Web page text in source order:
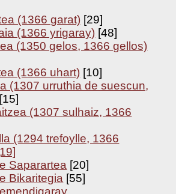
(1366 garat) [29]
(1366 yrigaray) [48]
(1350 gelos, 1366 gellos)
(1366 uhart) [10]
(1307 urruthia de suescun,
[15]
(1307 sulhaiz, 1366
(1294 trefoylle, 1366
Saparartea [20]
Bikaritegia [55]